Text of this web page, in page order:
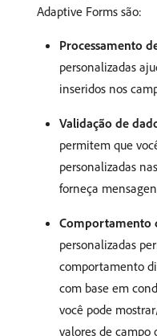
Adaptive Forms são:
Processamento
personalizadas
inseridos nos
Validação de
permitem que
personalizadas
forneça
Comportamento
personalizadas
comportamento
com base em
você pode
valores de campo